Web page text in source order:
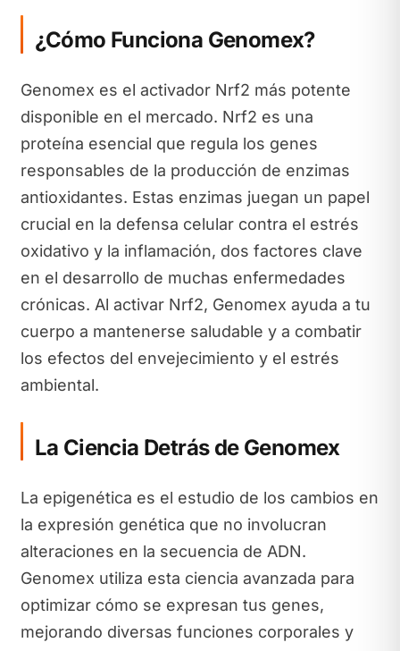
¿Cómo Funciona Genomex?
Genomex es el activador Nrf2 más potente
disponible en el mercado. Nrf2 es una
proteína esencial que regula los genes
responsables de la producción de enzimas
antioxidantes. Estas enzimas juegan un papel
crucial en la defensa celular contra el estrés
oxidativo y la inflamación, dos factores clave
en el desarrollo de muchas enfermedades
crónicas. Al activar Nrf2, Genomex ayuda a tu
cuerpo a mantenerse saludable y a combatir
los efectos del envejecimiento y el estrés
ambiental.
La Ciencia Detrás de Genomex
La epigenética es el estudio de los cambios en
la expresión genética que no involucran
alteraciones en la secuencia de ADN.
Genomex utiliza esta ciencia avanzada para
optimizar cómo se expresan tus genes,
mejorando diversas funciones corporales y